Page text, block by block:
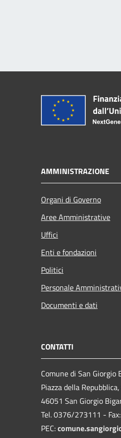
AMMINISTRAZIONE
Organi di Governo
Aree Amministrative
Uffici
Enti e fondazioni
Politici
Personale
Documenti e dati
CONTATTI
Comune di San Giorgio
Piazza della
46051 San Giorgio
Tel. 0376/273111 -
PEC: